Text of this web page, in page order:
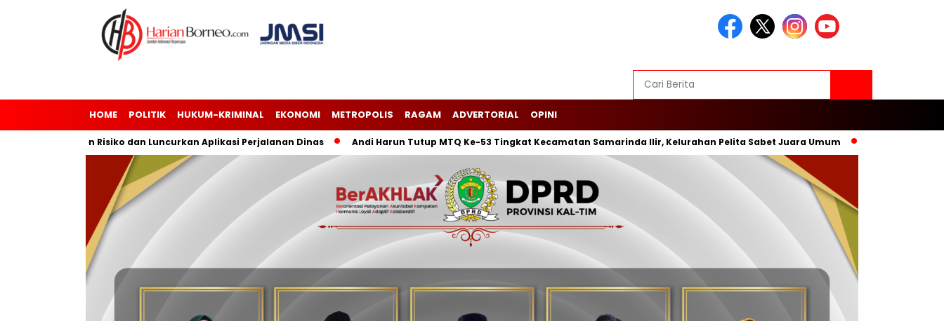
HOME POLITIK HUKUM-KRIMINAL EKONOMI METROPOLIS RAGAM ADVERTORIAL OPINI
Manajemen Risiko dan Luncurkan Aplikasi Perjalanan Dinas Andi Harun Tutup MTQ Ke-53 Tingkat Kecamatan Samarinda Ilir, Kelurahan Pelita Sabet Juara Umum Inovasi Baru, Wali